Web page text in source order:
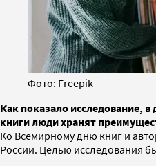
Фото: Freepik
Как показало исследование,
книги люди хранят
Ко Всемирному дню книг и
России. Целью исследования